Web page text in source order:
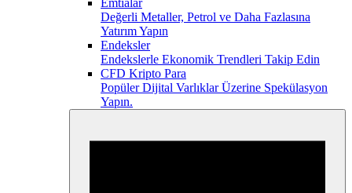
Emtialar
Değerli Metaller, Petrol ve Daha Fazlasına
Yatırım Yapın
Endeksler
Endekslerle Ekonomik Trendleri Takip Edin
CFD Kripto Para
Popüler Dijital Varlıklar Üzerine Spekülasyon
Yapın.